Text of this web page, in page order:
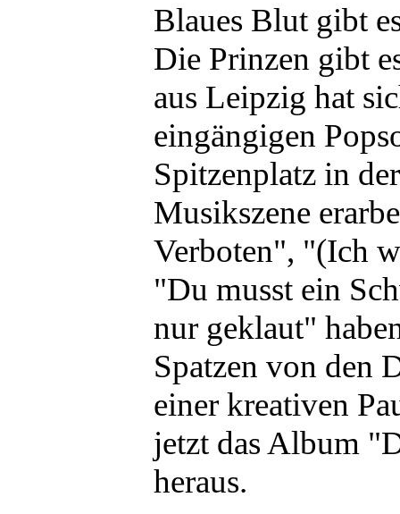
Blaues Blut gibt
Die Prinzen gibt
aus Leipzig hat
eingängigen
Spitzenplatz in
Musikszene
Verboten", "(Ich
"Du musst ein
nur geklaut"
Spatzen von den
einer kreativen
jetzt das Album
heraus.